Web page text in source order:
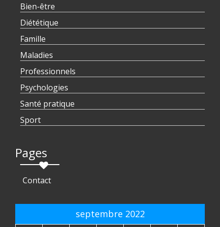
Bien-être
Diététique
Famille
Maladies
Professionnels
Psychologies
Santé pratique
Sport
Pages
Contact
septembre 2022